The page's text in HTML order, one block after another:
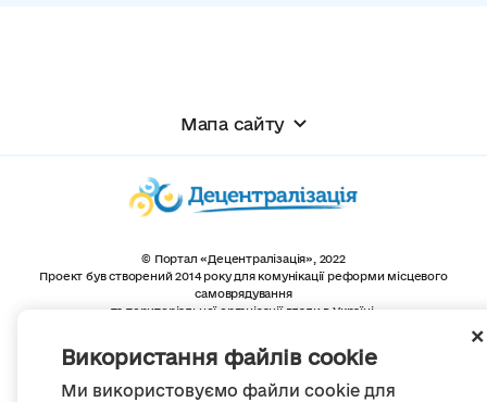
Використання файлів cookie
Ми використовуємо файли cookie для
Мапа сайту
© Портал «Децентралізація», 2022
Проект був створений 2014 року для комунікації реформи місцевого
самоврядування
та територіальної організації влади в Україні.
Весь контент доступний за ліцензією
Creative Commons Attribution 4.0 International license,
якщо не зазначено інше